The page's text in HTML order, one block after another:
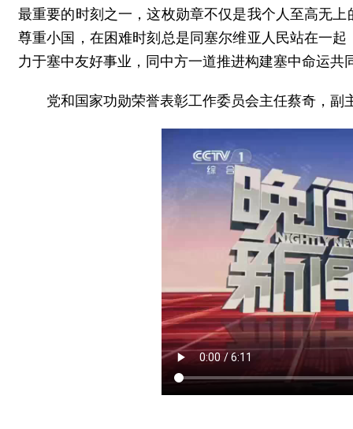
最重要的时刻之一，这枚勋章不仅是我个人至高无
尊重小国，在困难时刻总是同塞尔维亚人民站在一
力于塞中友好事业，同中方一道推进构建塞中命运共
党和国家功勋荣誉表彰工作委员会主任蔡奇，